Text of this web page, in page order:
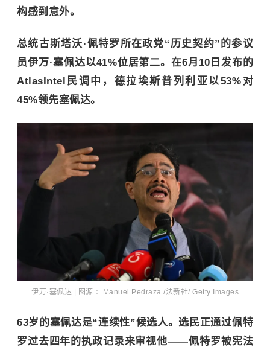
构感到意外。
总统古斯塔沃·佩特罗所在政党“历史契约”的参议
员伊万·塞佩达以41%位居第二。在6月10日发布的
AtlasIntel民调中，德拉埃斯普列利亚以53%对
45%领先塞佩达。
伊万·塞佩达 | 图源 ：Manuel Pedraza /法新社/ Getty Images
63岁的塞佩达是“连续性”候选人。选民正通过佩特
罗过去四年的执政记录来审视他——佩特罗被宪法